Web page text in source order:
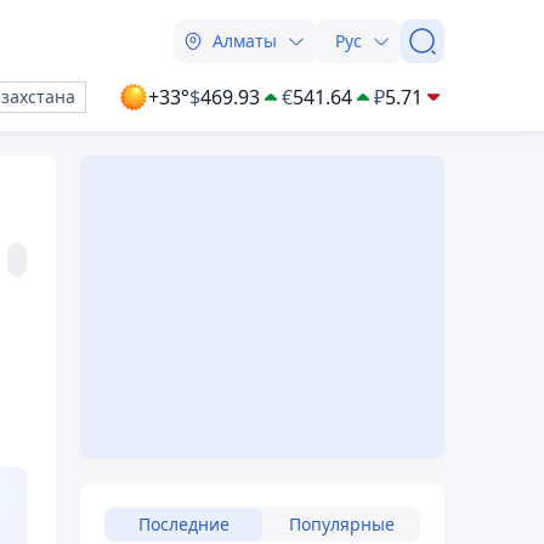
Алматы Рус
+33°$469.93 €541.64 ₽5.71
Последние Популярные